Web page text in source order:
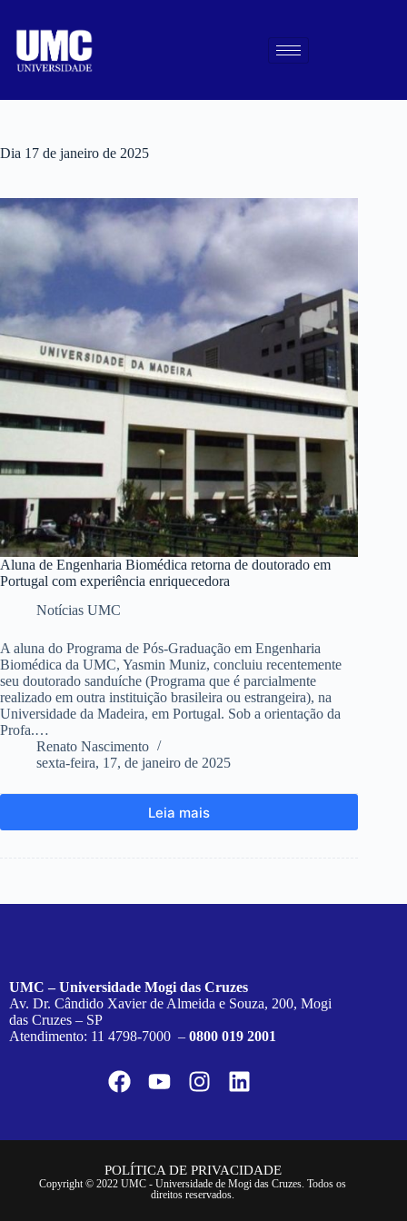
Dia 17 de janeiro de 2025
Aluna de Engenharia Biomédica retorna de doutorado em
Portugal com experiência enriquecedora
Notícias UMC
A aluna do Programa de Pós-Graduação em Engenharia
Biomédica da UMC, Yasmin Muniz, concluiu recentemente
seu doutorado sanduíche (Programa que é parcialmente
realizado em outra instituição brasileira ou estrangeira), na
Universidade da Madeira, em Portugal. Sob a orientação da
Profa.…
Renato Nascimento
sexta-feira, 17, de janeiro de 2025
Leia mais
UMC – Universidade Mogi das Cruzes
Av. Dr. Cândido Xavier de Almeida e Souza, 200, Mogi
das Cruzes – SP
Atendimento: 11 4798-7000 – 0800 019 2001
POLÍTICA DE PRIVACIDADE
Copyright © 2022 UMC - Universidade de Mogi das Cruzes. Todos os
direitos reservados.